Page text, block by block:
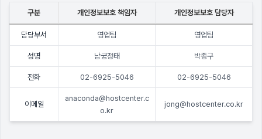
구분 개인정보보호 책임자 개인정보보호 담당자
담당부서 영업팀 영업팀
성명 남궁정태 박종구
전화 02-6925-5046 02-6925-5046
이메일
anaconda@hostcenter.c
o.kr
jong@hostcenter.co.kr